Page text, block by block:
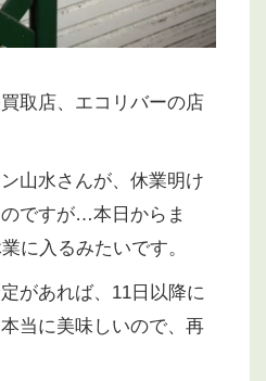
取店、エコリバーの店
山水さんが、休業明け
ですが…本日からま
に入るみたいです。
があれば、11日以降に
当に美味しいので、再